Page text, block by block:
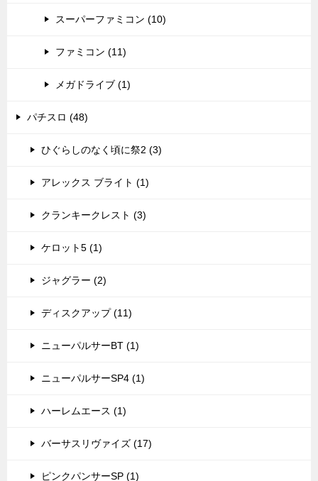
スーパーファミコン (10)
ファミコン (11)
メガドライブ (1)
パチスロ (48)
ひぐらしのなく頃に祭2 (3)
アレックス ブライト (1)
クランキークレスト (3)
ケロット5 (1)
ジャグラー (2)
ディスクアップ (11)
ニューパルサーBT (1)
ニューパルサーSP4 (1)
ハーレムエース (1)
バーサスリヴァイズ (17)
ピンクパンサーSP (1)